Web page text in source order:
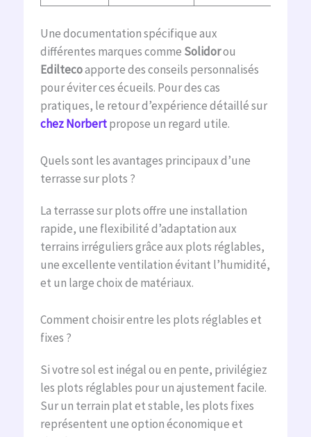
Une documentation spécifique aux
différentes marques comme Solidorou
Ediltecoapporte des conseils personnalisés
pour éviter ces écueils. Pour des cas
pratiques, le retour d’expérience détaillé sur
chez Norbertpropose un regard utile.
Quels sont les avantages principaux d’une
terrasse sur plots ?
La terrasse sur plots offre une installation
rapide, une flexibilité d’adaptation aux
terrains irréguliers grâce aux plots réglables,
une excellente ventilation évitant l’humidité,
et un large choix de matériaux.
Comment choisir entre les plots réglables et
fixes ?
Si votre sol est inégal ou en pente, privilégiez
les plots réglables pour un ajustement facile.
Sur un terrain plat et stable, les plots fixes
représentent une option économique et